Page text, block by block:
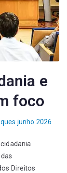
e
foco
junho 2026
Direitos